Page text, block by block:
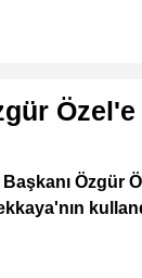
Özgür